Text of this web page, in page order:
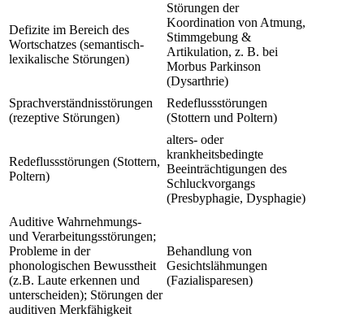
Defizite im Bereich des
Wortschatzes (semantisch-
lexikalische Störungen)
Störungen der
Koordination von Atmung,
Stimmgebung &
Artikulation, z. B. bei
Morbus Parkinson
(Dysarthrie)
Sprachverständnisstörungen
(rezeptive Störungen)
Redeflussstörungen
(Stottern und Poltern)
Redeflussstörungen (Stottern,
Poltern)
alters- oder
krankheitsbedingte
Beeinträchtigungen des
Schluckvorgangs
(Presbyphagie, Dysphagie)
Auditive Wahrnehmungs-
und Verarbeitungsstörungen;
Probleme in der
phonologischen Bewusstheit
(z.B. Laute erkennen und
unterscheiden); Störungen der
auditiven Merkfähigkeit
Behandlung von
Gesichtslähmungen
(Fazialisparesen)